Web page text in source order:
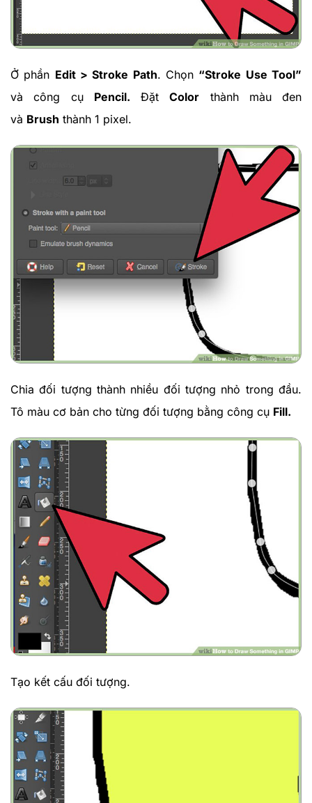
Ở phần Edit > Stroke Path. Chọn “Stroke Use Tool”
và công cụ Pencil. ĐặtColor thành màu đen
và Brush thành 1 pixel.
Chia đối tượng thành nhiều đối tượng nhỏ trong đầu.
Tô màu cơ bản cho từng đối tượng bằng công cụ Fill.
Tạo kết cấu đối tượng.